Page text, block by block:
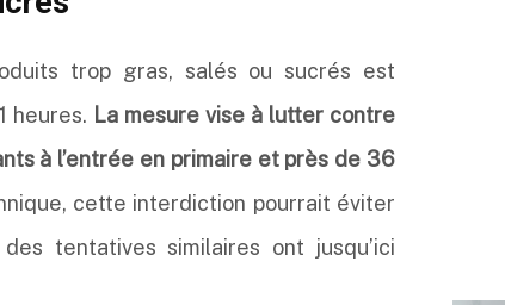
trop gras, salés ou sucrés est
heures. La mesure vise à lutter contre
à l’entrée en primaire et près de 36
cette interdiction pourrait éviter
tentatives similaires ont jusqu’ici